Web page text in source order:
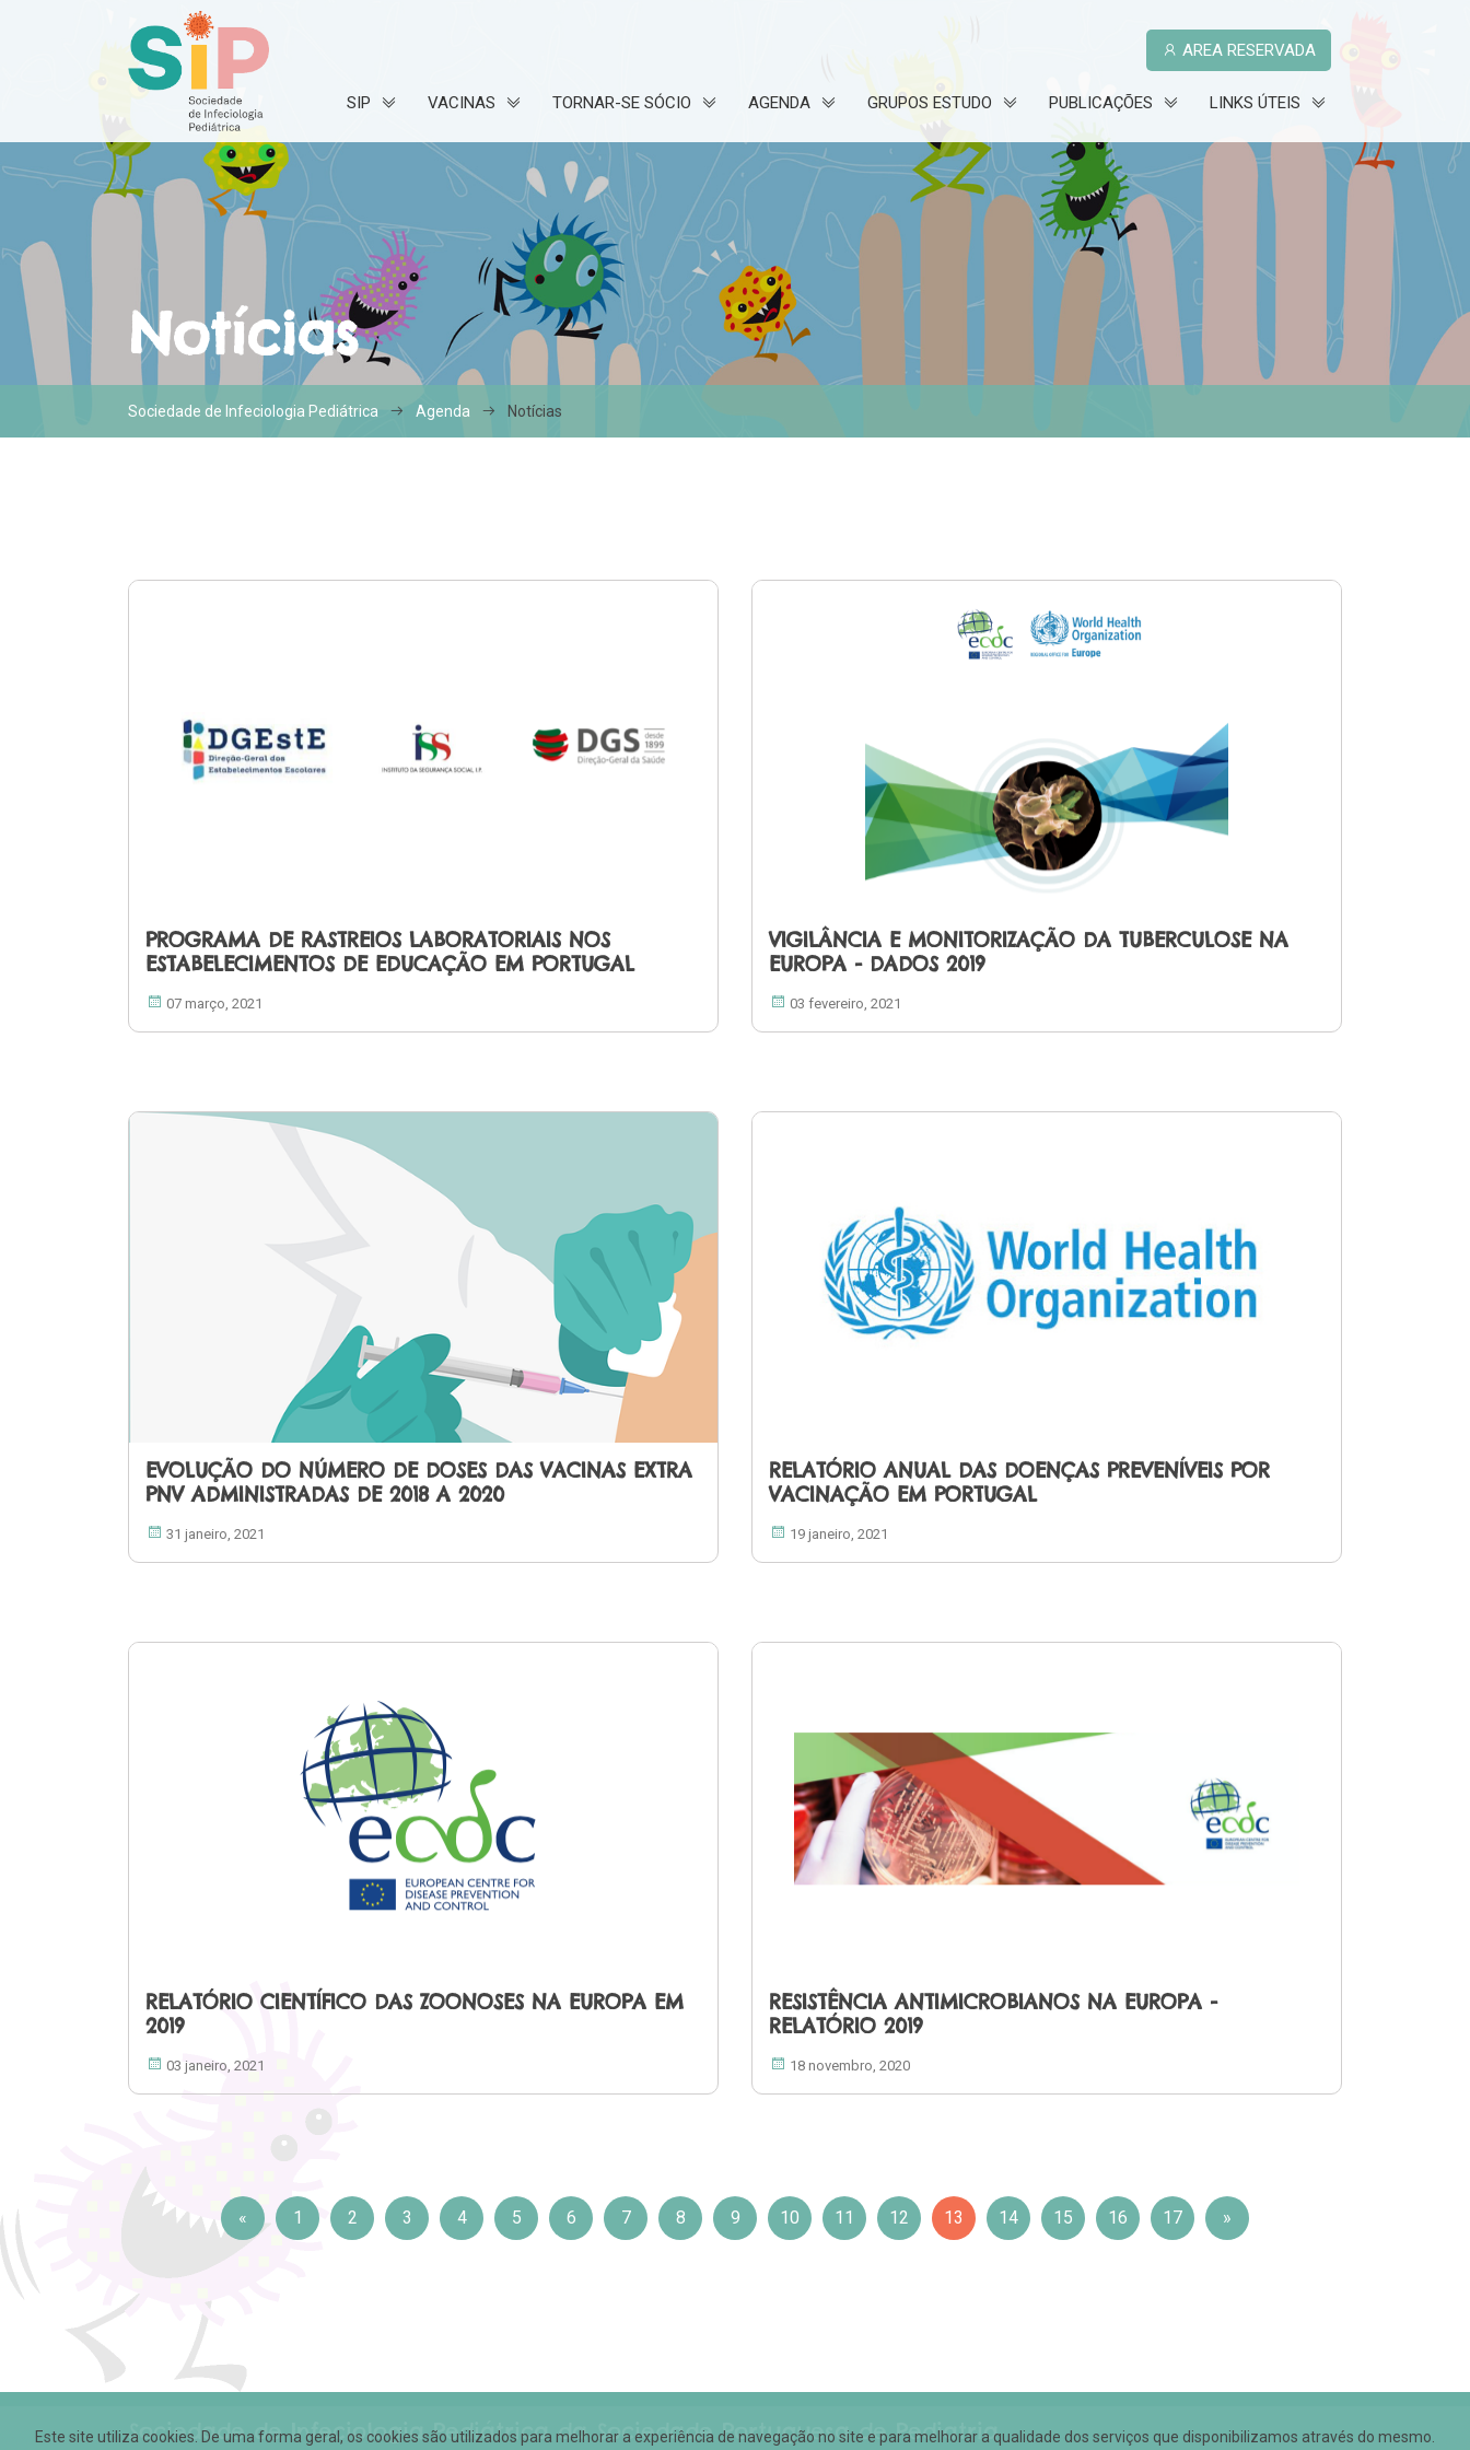
Este site utiliza cookies. De uma forma geral, os cookies são utilizados para melhorar a experiência de navegação no site e para melhorar a qualidade dos serviços que disponibilizamos através do mesmo.
AREA RESERVADA
SIP VACINAS TORNAR-SE SÓCIO AGENDA GRUPOS ESTUDO PUBLICAÇÕES LINKS ÚTEIS
Notícias
Sociedade de Infeciologia Pediátrica Agenda Notícias
PROGRAMA DE RASTREIOS LABORATORIAIS NOS
ESTABELECIMENTOS DE EDUCAÇÃO EM PORTUGAL
07 março, 2021
VIGILÂNCIA E MONITORIZAÇÃO DA TUBERCULOSE NA
EUROPA - DADOS 2019
03 fevereiro, 2021
EVOLUÇÃO DO NÚMERO DE DOSES DAS VACINAS EXTRA
PNV ADMINISTRADAS DE 2018 A 2020
31 janeiro, 2021
RELATÓRIO ANUAL DAS DOENÇAS PREVENÍVEIS POR
VACINAÇÃO EM PORTUGAL
19 janeiro, 2021
RELATÓRIO CIENTÍFICO DAS ZOONOSES NA EUROPA EM
2019
03 janeiro, 2021
RESISTÊNCIA ANTIMICROBIANOS NA EUROPA -
RELATÓRIO 2019
18 novembro, 2020
« 1 2 3 4 5 6 7 8 9 10 11 12 13 14 15 16 17 »
Sociedade de Infeciologia Pediátrica da Sociedade Portuguesa de Pediatria